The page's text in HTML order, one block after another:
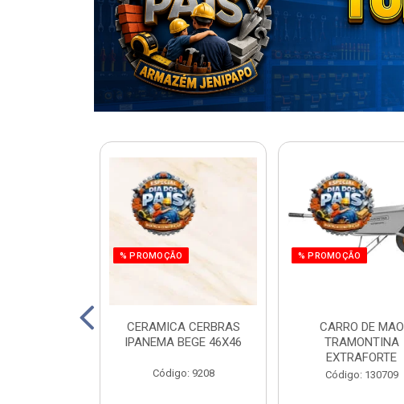
% PROMOÇÃO
CERAMICA CERBRAS
IPANEMA BEGE 46X46
Código: 9208
% PROMOÇÃO
CARRO DE MAO
TRAMONTINA
EXTRAFORTE
Código: 130709